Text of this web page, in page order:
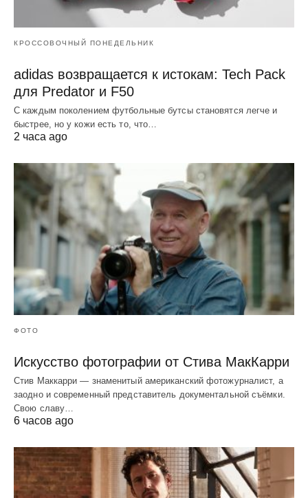
КРОССОВОЧНЫЙ ПОНЕДЕЛЬНИК
adidas возвращается к истокам: Tech Pack
для Predator и F50
С каждым поколением футбольные бутсы становятся легче и
быстрее, но у кожи есть то, что…
2 часа ago
ФОТО
Искусство фотографии от Стива МакКарри
Стив Маккарри — знаменитый американский фотожурналист, а
заодно и современный представитель документальной съёмки.
Свою славу…
6 часов ago